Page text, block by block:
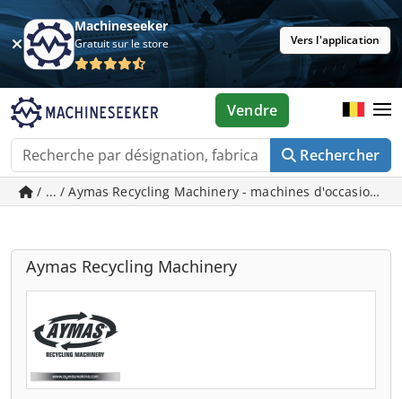
Machineseeker
Gratuit sur le store Vers l'application
Rechercher
Vendre
/ ... / Aymas Recycling Machinery - machines d'occasion à
Aymas Recycling Machinery